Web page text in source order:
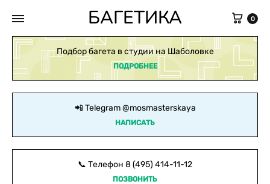
БАГЕТИКА 0
Подбор багета в студии на Шаболовке
ПОДРОБНЕЕ
📲 Telegram@mosmasterskaya
НАПИСАТЬ
📞 Телефон 8 (495) 414-11-12
ПОЗВОНИТЬ